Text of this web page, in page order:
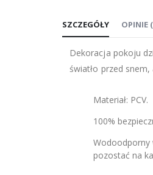
początek
SZCZEGÓŁY
Dekoracja pokoju
światło przed
Materiał: PCV.
100%
Wodoodporny
pozostać na
OPINIE (